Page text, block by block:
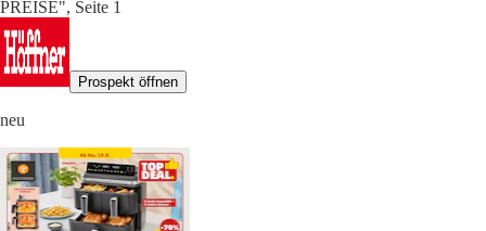
PREISE", Seite 1
Prospekt öffnen
neu